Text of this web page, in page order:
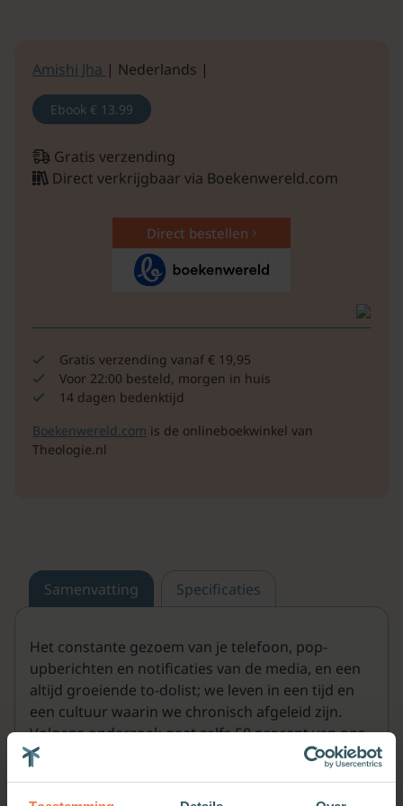
Amishi Jha | Nederlands |
Ebook € 13.99
Gratis verzending
Direct verkrijgbaar via Boekenwereld.com
Direct bestellen
Gratis verzending vanaf € 19,95
Voor 22:00 besteld, morgen in huis
14 dagen bedenktijd
Boekenwereld.com is de onlineboekwinkel van
Theologie.nl
Samenvatting Specificaties
Het constante gezoem van je telefoon, pop-
upberichten en notificaties van de media, en een
altijd groeiende to-dolist; we leven in een tijd en
een cultuur waarin we chronisch afgeleid zijn.
Volgens onderzoek gaat zelfs 50 procent van ons
leven aan ons voorbij. Hoe kan dat? We hebben er